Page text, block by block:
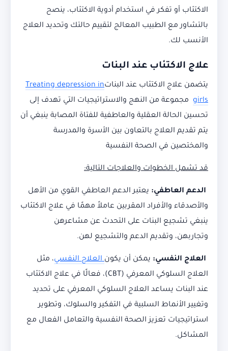
الاكتئاب أو تفكر في استخدام أدوية الاكتئاب، ينصح
بالتشاور مع الطبيب المعالج لتقييم حالتك وتحديد العلاج
الأنسب لك.
علاج الاكتئاب عند البنات
يتضمن علاج الاكتئاب عند البناتTreating depression in
girls مجموعة من النهج والاستراتيجيات التي تهدف إلى
تحسين الحالة العقلية والعاطفية للفتاة المصابة ينبغي أن
يتم تقديم العلاج بالتعاون بين الأسرة والمدرسة
والمختصين في الصحة النفسية
قد تشمل الخطوات والعلاجات التالية:
الدعم العاطفي: يعتبر الدعم العاطفي القوي من الأهل
والأصدقاء والأفراد المقربين عاملاً مهمًا في علاج الاكتئاب
ينبغي تشجيع البنات على التحدث عن مشاعرهن
وتجاربهن، وتقديم الدعم والتشجيع لهن.
العلاج النفسي: يمكن أن يكونالعلاج النفسي، مثل
العلاج السلوكي المعرفي (CBT)، فعالًا في علاج الاكتئاب
عند البنات يساعد العلاج السلوكي المعرفي على تحديد
وتغيير الأنماط السلبية في التفكير والسلوك، وتطوير
استراتيجيات تعزيز الصحة النفسية والتعامل الفعال مع
المشاكل.